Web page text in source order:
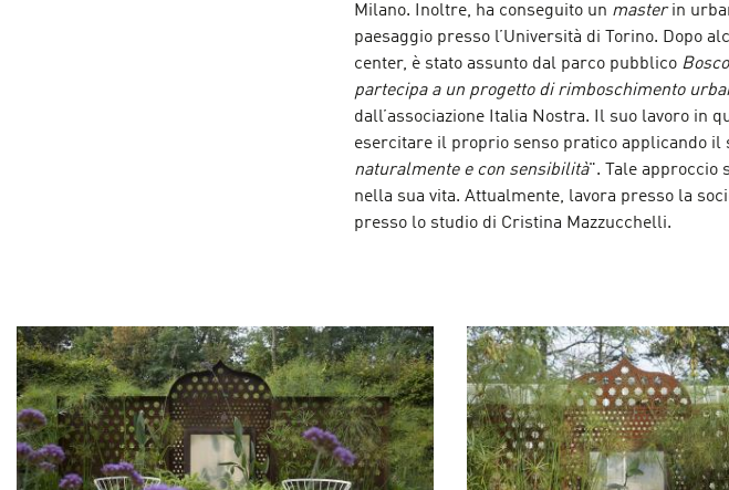
Milano. Inoltre, ha conseguito un masterin
paesaggio presso l’Università di Torino. Dopo
center, è stato assunto dal parco pubblico
partecipa a un progetto di rimboschimento
dall’associazione Italia Nostra. Il suo lavoro in
esercitare il proprio senso pratico applicando il
naturalmente e con sensibilità". Tale approccio
nella sua vita. Attualmente, lavora presso la
presso lo studio di Cristina Mazzucchelli.